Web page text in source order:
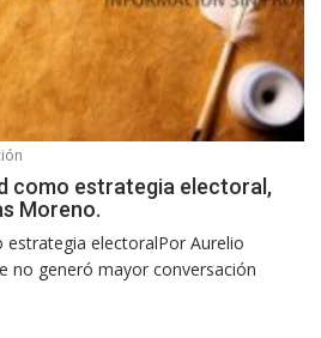
como estrategia electoral,
Moreno.
estrategia electoralPor Aurelio
no generó mayor conversación